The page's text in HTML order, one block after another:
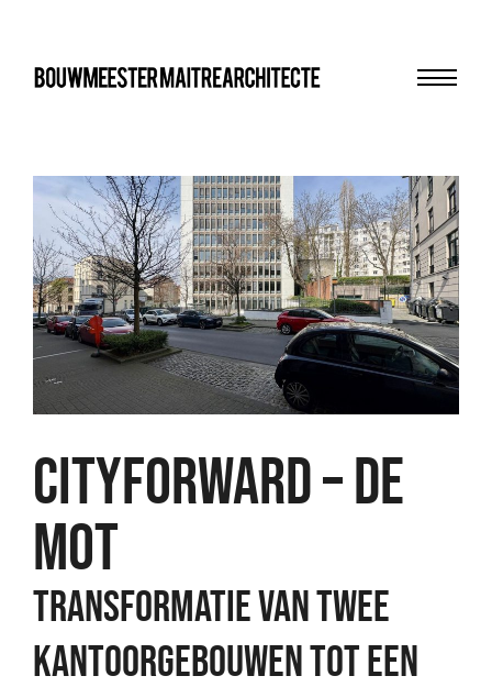
bma
CITYFORWARD – DE
MOT
Transformatie van twee
kantoorgebouwen tot een